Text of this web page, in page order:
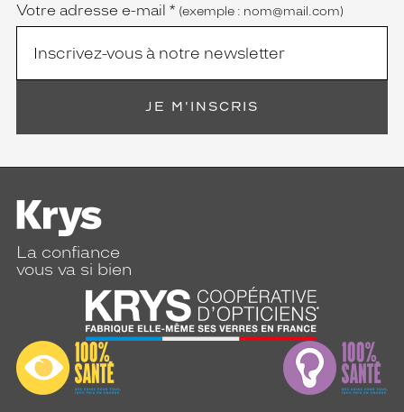
Votre adresse e-mail * (exemple : nom@mail.com)
JE M'INSCRIS
La confiance
vous va si bien